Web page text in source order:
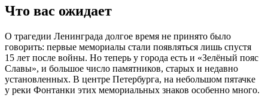
Что вас ожидает
О трагедии Ленинграда долгое время не принято было
говорить: первые мемориалы стали появляться лишь спустя
15 лет после войны. Но теперь у города есть и «Зелёный пояс
Славы», и большое число памятников, старых и недавно
установленных. В центре Петербурга, на небольшом пятачке
у реки Фонтанки этих мемориальных знаков особенно много.